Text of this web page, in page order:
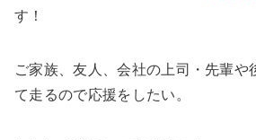
す！
ご家族、友人、会社の上司・先輩や
て走るので応援をしたい。